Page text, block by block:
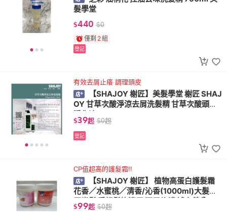
髮學堂
$440 $0
僅剩 2組
登記
有效去屑止癢 調理頭皮
【SHAJOY 榭匠】美髮學堂 榭匠 SHAJ
OY 甘草次酸淨涼去屑洗髮精 甘草次酸頭皮
$39起 $0起
登記
CP值超高的護髮霜!!
【SHAJOY 榭匠】 植物高蛋白護髮霜
花香／水蜜桃／清香/沁香(1000ml)大髮油
正常髮 受損髮皆適用 深層修護 補充養分
$99起 $0起